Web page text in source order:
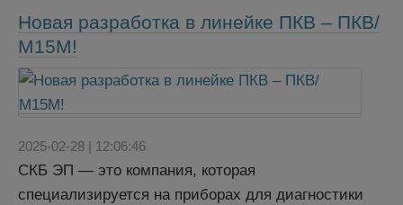
Новая разработка в линейке ПКВ – ПКВ/
М15М!
2025-02-28 | 12:06:46
СКБ ЭП — это компания, которая
специализируется на приборах для диагностики